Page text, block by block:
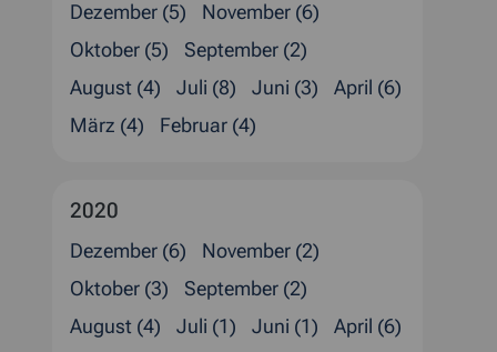
Dezember (5)
November (6)
Oktober (5)
September (2)
August (4)
Juli (8) Juni (3)
April (6)
März (4)
Februar (4)
2020
Dezember (6)
November (2)
Oktober (3)
September (2)
August (4)
Juli (1) Juni (1)
April (6)